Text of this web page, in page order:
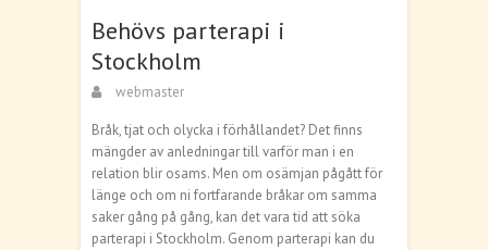
Behövs parterapi i
Stockholm
webmaster
Bråk, tjat och olycka i förhållandet? Det finns
mängder av anledningar till varför man i en
relation blir osams. Men om osämjan pågått för
länge och om ni fortfarande bråkar om samma
saker gång på gång, kan det vara tid att söka
parterapi i Stockholm. Genom parterapi kan du